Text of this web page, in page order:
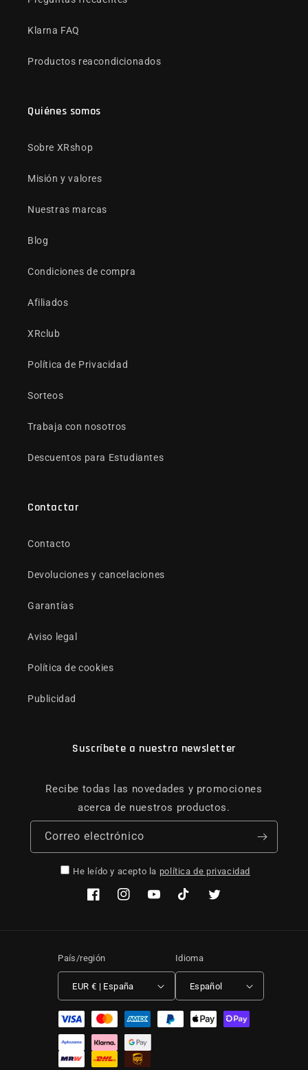
Klarna FAQ
Productos reacondicionados
Quiénes somos
Sobre XRshop
Misión y valores
Nuestras marcas
Blog
Condiciones de compra
Afiliados
XRclub
Política de Privacidad
Sorteos
Trabaja con nosotros
Descuentos para Estudiantes
Contactar
Contacto
Devoluciones y cancelaciones
Garantías
Aviso legal
Política de cookies
Publicidad
Suscríbete a nuestra newsletter
Recibe todas las novedades y promociones
acerca de nuestros productos.
Correo electrónico
He leído y acepto la política de privacidad
FacebookInstagramYouTubeTikTok Twitter
País/región
EUR € | España
Idioma
Español
Formas de pago